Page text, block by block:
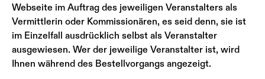
Webseite im Auftrag des jeweiligen Veranstalters als
Vermittlerin oder Kommissionären, es seid denn, sie ist
im Einzelfall ausdrücklich selbst als Veranstalter
ausgewiesen. Wer der jeweilige Veranstalter ist, wird
Ihnen während des Bestellvorgangs angezeigt.